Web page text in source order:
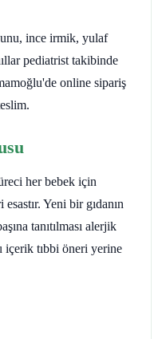
ince irmik, yulaf
pediatrist takibinde
online sipariş
her bebek için
Yeni bir gıdanın
tanıtılması alerjik
içerik tıbbi öneri yerine